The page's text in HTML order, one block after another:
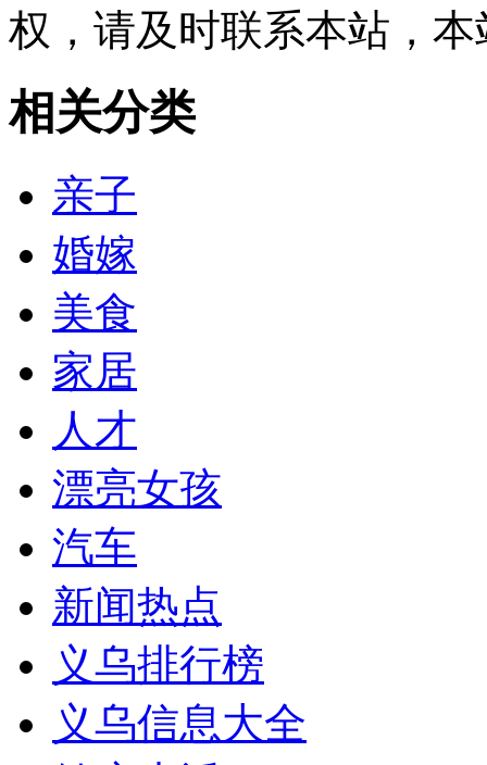
权，请及时联系本站，
相关分类
亲子
婚嫁
美食
家居
人才
漂亮女孩
汽车
新闻热点
义乌排行榜
义乌信息大全